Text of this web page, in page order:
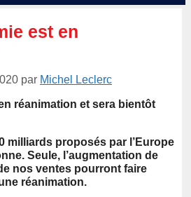
est en
par Michel Leclerc
réanimation et sera bientôt
milliards proposés par l’Europe
Seule, l’augmentation de
nos ventes pourront faire
réanimation.